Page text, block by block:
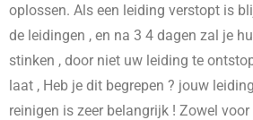
oplossen. Als een leiding verstopt is
de leidingen , en na 3 4 dagen zal je
stinken , door niet uw leiding te
laat , Heb je dit begrepen ? jouw
reinigen is zeer belangrijk ! Zowel